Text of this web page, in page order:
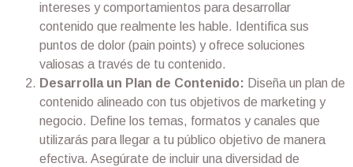
intereses y comportamientos para desarrollar
contenido que realmente les hable. Identifica sus
puntos de dolor (pain points) y ofrece soluciones
valiosas a través de tu contenido.
Desarrolla un Plan de Contenido: Diseña un plan de
contenido alineado con tus objetivos de marketing y
negocio. Define los temas, formatos y canales que
utilizarás para llegar a tu público objetivo de manera
efectiva. Asegúrate de incluir una diversidad de